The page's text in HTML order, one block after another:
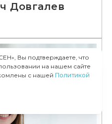
Довгалев
Вы подтверждаете, что
на нашем сайте
с нашей Политикой